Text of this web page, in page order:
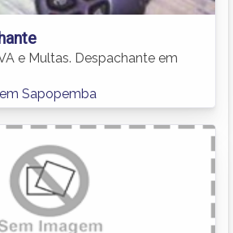
e Multas. Despachante em
Sapopemba